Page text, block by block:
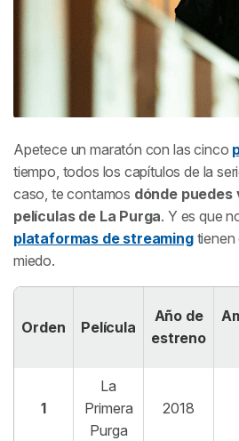
Apetece un maratón con las cinco
tiempo, todos los capítulos de la
caso, te contamos dónde puedes
películas de La Purga. Y es que
plataformas de streamingtienen
miedo.
Orden Película
Año de
estreno
1
La
Primera
Purga
2018